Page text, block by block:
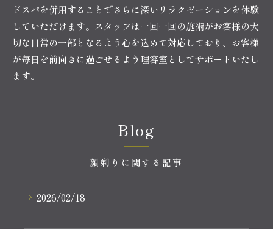
ドスパを併用することでさらに深いリラクゼーションを体験
していただけます。スタッフは一回一回の施術がお客様の大
切な日常の一部となるよう心を込めて対応しており、お客様
が毎日を前向きに過ごせるよう理容室としてサポートいたし
ます。
顔剃りに関する記事
Blog
2026/02/18